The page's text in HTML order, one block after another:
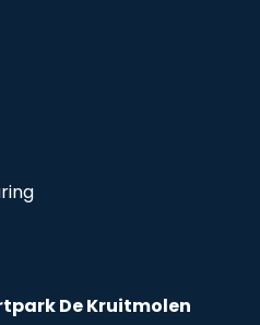
De Kruitmolen